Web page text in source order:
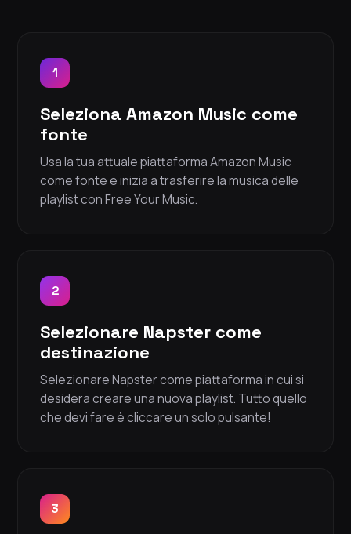
1
Seleziona Amazon Music come
fonte
Usa la tua attuale piattaforma Amazon Music
come fonte e inizia a trasferire la musica delle
playlist con Free Your Music.
2
Selezionare Napster come
destinazione
Selezionare Napster come piattaforma in cui si
desidera creare una nuova playlist. Tutto quello
che devi fare è cliccare un solo pulsante!
3